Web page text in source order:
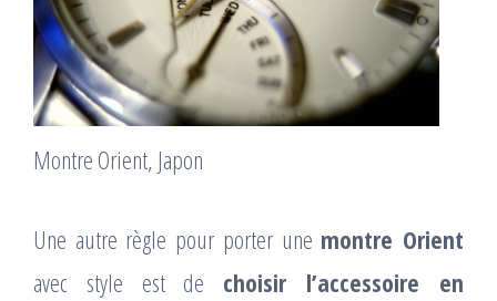
Montre Orient, Japon
Une autre règle pour porter une montre Orient
avec style est de choisir l’accessoire en